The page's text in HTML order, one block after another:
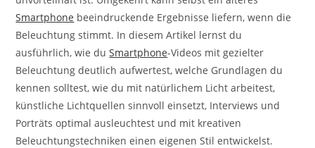
Smartphone beeindruckende Ergebnisse liefern, wenn die
Beleuchtung stimmt. In diesem Artikel lernst du
ausführlich, wie duSmartphone-Videos mit gezielter
Beleuchtung deutlich aufwertest, welche Grundlagen du
kennen solltest, wie du mit natürlichem Licht arbeitest,
künstliche Lichtquellen sinnvoll einsetzt, Interviews und
Porträts optimal ausleuchtest und mit kreativen
Beleuchtungstechniken einen eigenen Stil entwickelst.